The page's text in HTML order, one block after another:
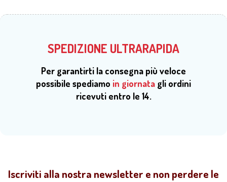
SPEDIZIONE ULTRARAPIDA
Per garantirti la consegna più veloce
possibile spediamo in giornata gli ordini
ricevuti entro le 14.
Iscriviti alla nostra newsletter e non perdere le